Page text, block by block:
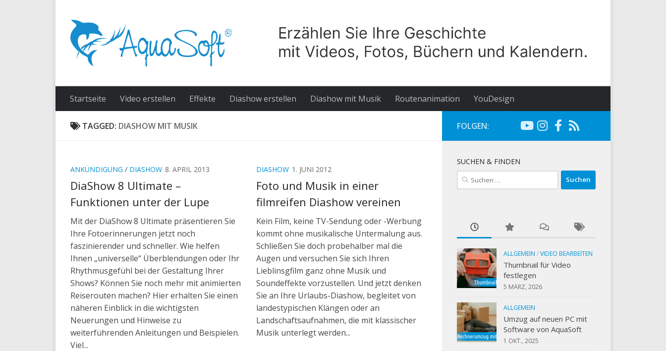
Startseite Video erstellen Effekte Diashow erstellen Diashow mit Musik Routenanimation YouDesign
TAGGED: DIASHOW MIT MUSIK
ANKÜNDIGUNG / DIASHOW 8. APRIL 2013
DiaShow 8 Ultimate –
Funktionen unter der Lupe
Mit der DiaShow 8 Ultimate präsentieren Sie
Ihre Fotoerinnerungen jetzt noch
faszinierender und schneller. Wie helfen
Ihnen „universelle“ Überblendungen oder Ihr
Rhythmusgefühl bei der Gestaltung Ihrer
Shows? Können Sie noch mehr mit animierten
Reiserouten machen? Hier erhalten Sie einen
näheren Einblick in die wichtigsten
Neuerungen und Hinweise zu
weiterführenden Anleitungen und Beispielen.
Viel...
DIASHOW 1. JUNI 2012
Foto und Musik in einer
filmreifen Diashow vereinen
Kein Film, keine TV-Sendung oder -Werbung
kommt ohne musikalische Untermalung aus.
Schließen Sie doch probehalber mal die
Augen und versuchen Sie sich Ihren
Lieblinsgfilm ganz ohne Musik und
Soundeffekte vorzustellen. Und jetzt denken
Sie an Ihre Urlaubs-Diashow, begleitet von
landestypischen Klängen oder an
Landschaftsaufnahmen, die mit klassischer
Musik unterlegt werden...
FOLGEN:
SUCHEN & FINDEN
Suchen
nach:
ALLGEMEIN /VIDEO BEARBEITEN
Thumbnail für Video
festlegen
5 MÄRZ, 2026
ALLGEMEIN
Umzug auf neuen PC mit
Software von AquaSoft
1 OKT., 2025